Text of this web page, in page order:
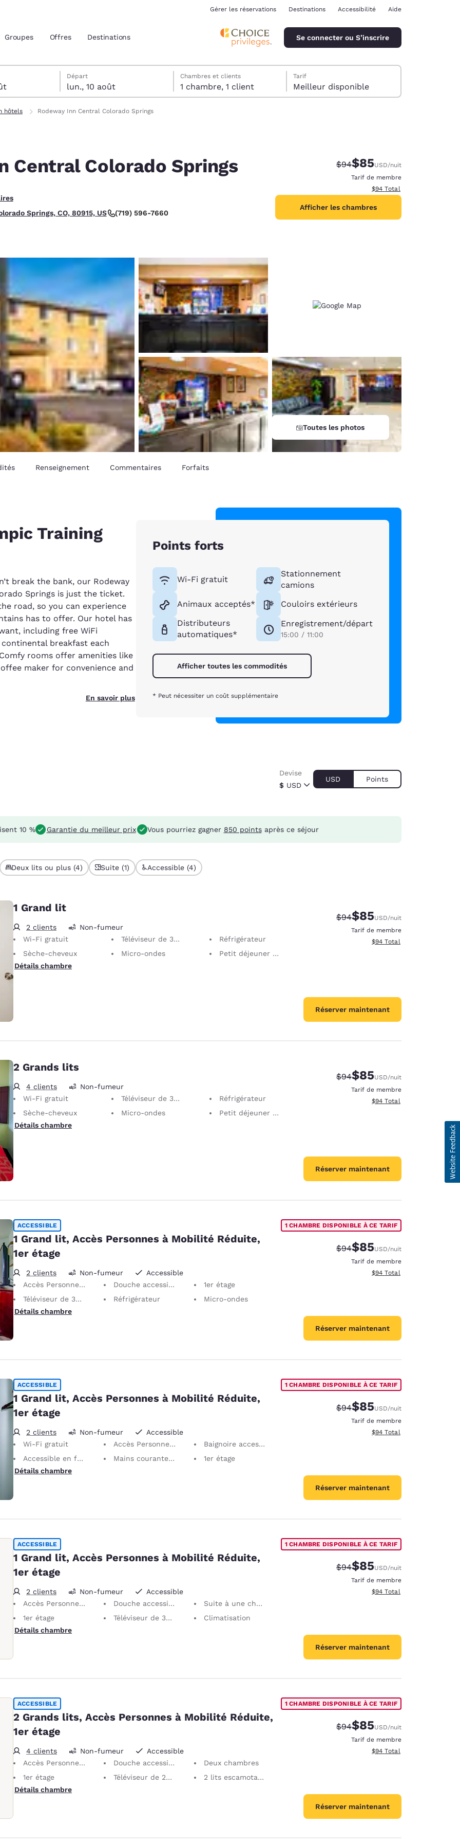
actuels
Estados Unidos
Español
América Latina
Español
España
Español
France
Français
France
English
Italia
Italiano
English
New Zealand
English
Gérer les réservations Destinations Accessibilité Aide
Groupes Offres Destinations Se connecter ou S’inscrire
Départ
lun., 10 août
au lundi 10 août
au dimanche 9 août
Chambres et clients
1 chambre, 1 client
Tarif
Meilleur disponible
hôtels Rodeway Inn Central Colorado Springs
Central Colorado Springs
Springs, CO, 80915, US
(719) 596-7660
Tarif barré :
$94Tarif réduit :
$85USD/nuit
Tarif de membre
Afficher les détails totaux
$94 Total
Afficher les chambres
Toutes les photos
Renseignement Commentaires Forfaits
Training
break the bank, our Rodeway
Springs is just the ticket.
road, so you can experience
has to offer. Our hotel has
including free WiFi
breakfast each
rooms offer amenities like
maker for convenience and
En savoir plus
Points forts
Wi-Fi gratuit
Animaux acceptés*
Distributeurs
automatiques*
Stationnement
camions
Couloirs extérieurs
Enregistrement/départ
15:00 / 11:00
Afficher toutes les commodités
* Peut nécessiter un coût supplémentaire
$ USD
Devise
USD Points
10 % Garantie du meilleur prix Vous pourriez gagner 850 pointsaprès ce séjour
Deux lits ou plus (4) Suite (1) Accessible (4)
1 Grand lit
2 clients
Non-fumeur
Wi-Fi gratuit
Téléviseur de 32 po
Réfrigérateur
Sèche-cheveux
Micro-ondes
Petit déjeuner continental offert
Détails chambre
Tarif barré :
$94Tarif réduit :
$85USD/nuit
Tarif de membre
Afficher les détails totaux
$94 Total
Réserver maintenant
2 Grands lits
4 clients
Non-fumeur
Wi-Fi gratuit
Téléviseur de 32 po
Réfrigérateur
Sèche-cheveux
Micro-ondes
Petit déjeuner continental offert
Détails chambre
Tarif barré :
$94Tarif réduit :
$85USD/nuit
Tarif de membre
Afficher les détails totaux
$94 Total
Réserver maintenant
ACCESSIBLE
1 Grand lit, Accès Personnes à Mobilité Réduite,
1er étage
2 clients Non-fumeur
Accessible
Accès Personnes à Mobilité Réduite
Douche accessible en fauteuil roulant
1er étage
Téléviseur de 32 po
Réfrigérateur
Micro-ondes
Détails chambre
1 CHAMBRE DISPONIBLE À CE TARIF
Tarif barré :
$94Tarif réduit :
$85USD/nuit
Tarif de membre
Afficher les détails totaux
$94 Total
Réserver maintenant
ACCESSIBLE
1 Grand lit, Accès Personnes à Mobilité Réduite,
1er étage
2 clients Non-fumeur
Accessible
Wi-Fi gratuit
Accès Personnes à Mobilité Réduite
Baignoire accessible PMR
Accessible en fauteuil roulant
Mains courantes antidérapantes près des toilettes d’une hauteur de 89 cm
1er étage
Détails chambre
1 CHAMBRE DISPONIBLE À CE TARIF
Tarif barré :
$94Tarif réduit :
$85USD/nuit
Tarif de membre
Afficher les détails totaux
$94 Total
Réserver maintenant
ACCESSIBLE
1 Grand lit, Accès Personnes à Mobilité Réduite,
1er étage
2 clients Non-fumeur
Accessible
Accès Personnes à Mobilité Réduite
Douche accessible en fauteuil roulant
Suite à une chambre
1er étage
Téléviseur de 32 po
Climatisation
Détails chambre
1 CHAMBRE DISPONIBLE À CE TARIF
Tarif barré :
$94Tarif réduit :
$85USD/nuit
Tarif de membre
Afficher les détails totaux
$94 Total
Réserver maintenant
ACCESSIBLE
2 Grands lits, Accès Personnes à Mobilité Réduite,
1er étage
4 clients Non-fumeur
Accessible
Accès Personnes à Mobilité Réduite
Douche accessible en fauteuil roulant
Deux chambres
1er étage
Téléviseur de 27 pouces
2 lits escamotables
Détails chambre
1 CHAMBRE DISPONIBLE À CE TARIF
Tarif barré :
$94Tarif réduit :
$85USD/nuit
Tarif de membre
Afficher les détails totaux
$94 Total
Réserver maintenant